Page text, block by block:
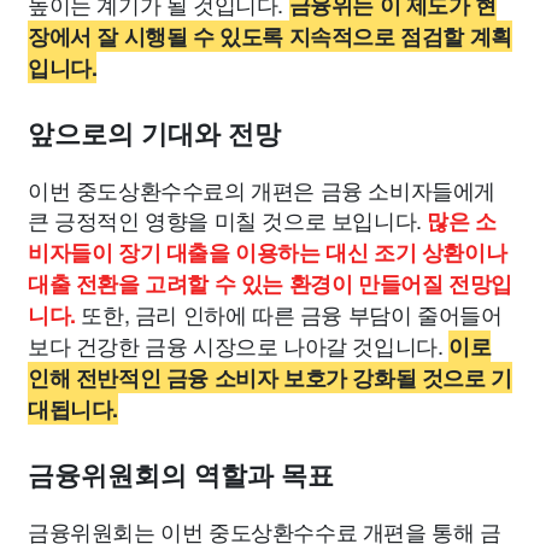
장에서 잘 시행될 수 있도록 지속적으로 점검할 계획
입니다.
앞으로의 기대와 전망
이번 중도상환수수료의 개편은 금융 소비자들에게
큰 긍정적인 영향을 미칠 것으로 보입니다. 많은 소
비자들이 장기 대출을 이용하는 대신 조기 상환이나
대출 전환을 고려할 수 있는 환경이 만들어질 전망입
니다. 또한, 금리 인하에 따른 금융 부담이 줄어들어
보다 건강한 금융 시장으로 나아갈 것입니다. 이로
인해 전반적인 금융 소비자 보호가 강화될 것으로 기
대됩니다.
금융위원회의 역할과 목표
금융위원회는 이번 중도상환수수료 개편을 통해 금